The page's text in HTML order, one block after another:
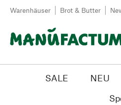
Zum Inhalt springen
Warenhäuser Brot & Butter
SALE NEU